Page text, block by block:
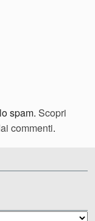
spam. Scopri
commenti.